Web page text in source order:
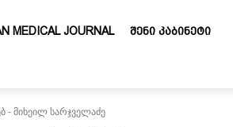
MEDICAL JOURNAL ᲨᲔᲜᲘ ᲙᲐᲑᲘᲜᲔᲢᲘ
- მიხეილ სარჯველაძე